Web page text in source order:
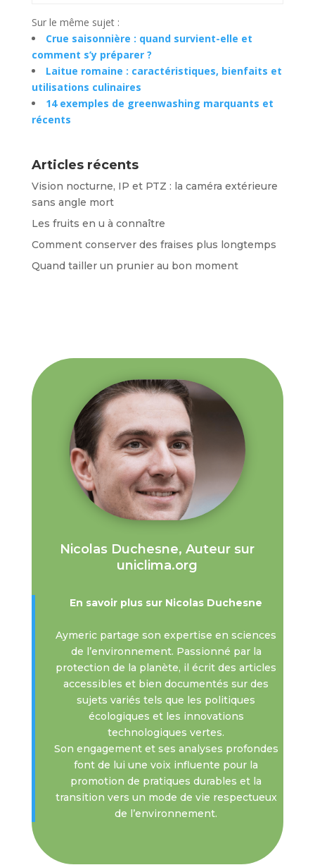
Sur le même sujet :
Crue saisonnière : quand survient-elle et
comment s’y préparer ?
Laitue romaine : caractéristiques, bienfaits et
utilisations culinaires
14 exemples de greenwashing marquants et
récents
Articles récents
Vision nocturne, IP et PTZ : la caméra extérieure
sans angle mort
Les fruits en u à connaître
Comment conserver des fraises plus longtemps
Quand tailler un prunier au bon moment
Nicolas Duchesne, Auteur sur
uniclima.org
En savoir plus sur Nicolas Duchesne
Aymeric partage son expertise en sciences
de l’environnement. Passionné par la
protection de la planète, il écrit des articles
accessibles et bien documentés sur des
sujets variés tels que les politiques
écologiques et les innovations
technologiques vertes.
Son engagement et ses analyses profondes
font de lui une voix influente pour la
promotion de pratiques durables et la
transition vers un mode de vie respectueux
de l’environnement.